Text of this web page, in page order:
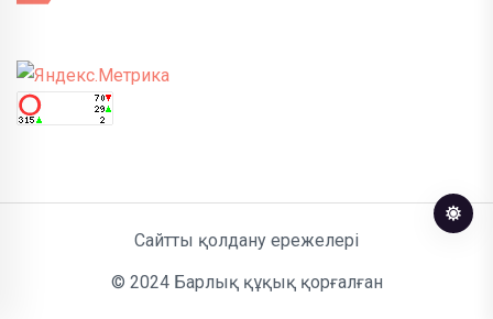
Сайтты қолдану ережелері
© 2024 Барлық құқық қорғалған